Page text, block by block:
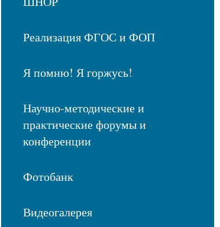
Реализация ФГОС и ФОП
Я помню! Я горжусь!
Научно-методические и
практические форумы и
конференции
Фотобанк
Видеогалерея